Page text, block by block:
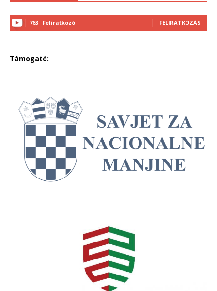
763 Feliratkozó FELIRATKOZÁS
Támogató: